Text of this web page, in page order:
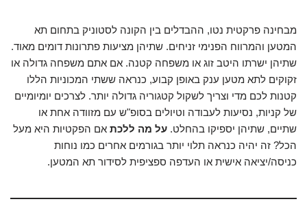
מבחינה פרקטית נטו, ההבדלים בין הקונה לסטוניק בתחום תא
המטען והמרווח הפנימי זניחים. שתיהן מציעות פתרונות דומים מאוד.
שתיהן ישרתו היטב זוג או משפחה קטנה. אם אתם משפחה גדולה או
זקוקים לתא מטען ענק באופן קבוע, כנראה ששתי המכוניות הללו
קטנות לכם מדי וצריך לשקול קטגוריה גדולה יותר. לצרכים יומיומיים
של קניות, נסיעות לעבודה וטיולים בסופ"ש עם מזוודה אחת או
שתיים, שתיהן יספיקו בהחלט. על מה ללכת אם הפקטיות היא מעל
הכל? זה יהיה כנראה תלוי יותר בגורמים אחרים כמו נוחות
כניסה/יציאה אישית או העדפה ספציפית לסידור תא המטען.